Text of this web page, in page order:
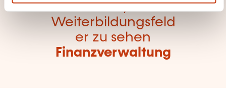
Hier klicken, um alle
Weiterbildungsfeld
er zu sehen
Finanzverwaltung